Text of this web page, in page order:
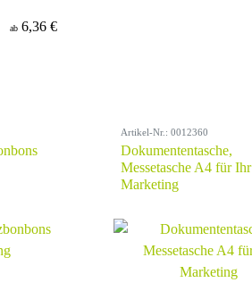
ab 6,36 €
Artikel-Nr.: 0012360
Dokumententasche,
Messetasche A4 für Ihr
Marketing